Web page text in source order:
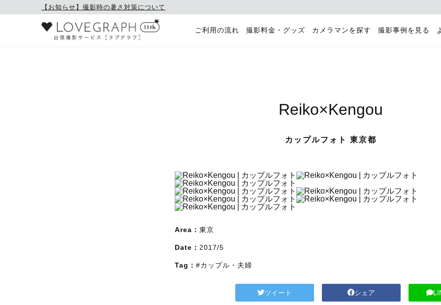
【お知らせ】撮影時の暑さ対策について
ご利用の流れ 撮影料金・グッズ カメラマンを探す 撮影事例を見る
Reiko×Kengou
カップルフォト 東京都
Area： 東京
Date： 2017/5
Tag： #カップル・夫婦
ツイート シェア